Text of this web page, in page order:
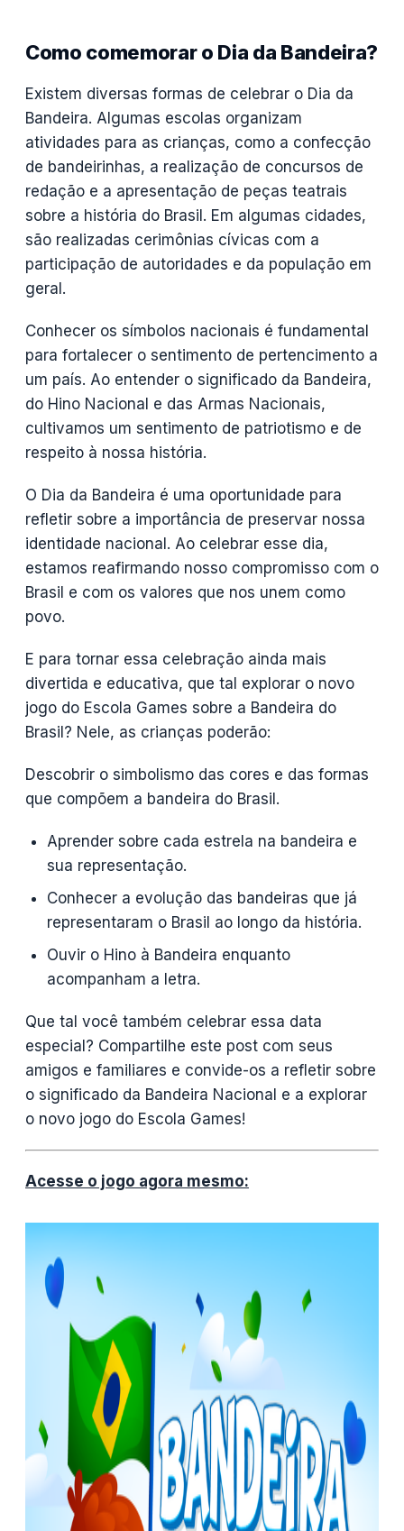
Como comemorar o Dia da Bandeira?
Existem diversas formas de celebrar o Dia da
Bandeira. Algumas escolas organizam
atividades para as crianças, como a confecção
de bandeirinhas, a realização de concursos de
redação e a apresentação de peças teatrais
sobre a história do Brasil. Em algumas cidades,
são realizadas cerimônias cívicas com a
participação de autoridades e da população em
geral.
Conhecer os símbolos nacionais é fundamental
para fortalecer o sentimento de pertencimento a
um país. Ao entender o significado da Bandeira,
do Hino Nacional e das Armas Nacionais,
cultivamos um sentimento de patriotismo e de
respeito à nossa história.
O Dia da Bandeira é uma oportunidade para
refletir sobre a importância de preservar nossa
identidade nacional. Ao celebrar esse dia,
estamos reafirmando nosso compromisso com o
Brasil e com os valores que nos unem como
povo.
E para tornar essa celebração ainda mais
divertida e educativa, que tal explorar o novo
jogo do Escola Games sobre a Bandeira do
Brasil? Nele, as crianças poderão:
Descobrir o simbolismo das cores e das formas
que compõem a bandeira do Brasil.
Aprender sobre cada estrela na bandeira e
sua representação.
Conhecer a evolução das bandeiras que já
representaram o Brasil ao longo da história.
Ouvir o Hino à Bandeira enquanto
acompanham a letra.
Que tal você também celebrar essa data
especial? Compartilhe este post com seus
amigos e familiares e convide-os a refletir sobre
o significado da Bandeira Nacional e a explorar
o novo jogo do Escola Games!
Acesse o jogo agora mesmo: